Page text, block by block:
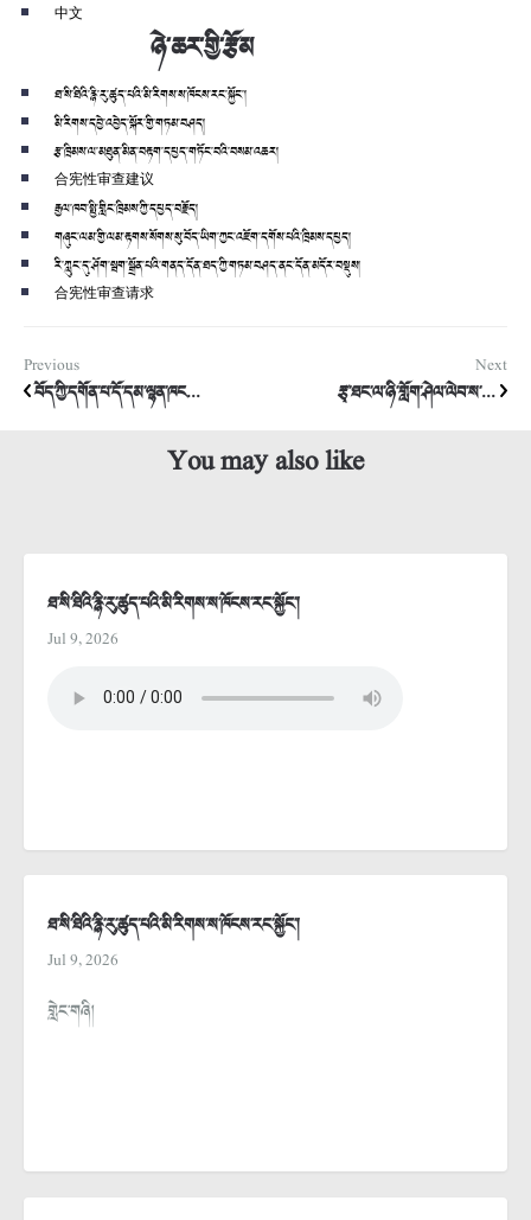
中文
ཉེ་ཆར་གྱི་རྩོམ
ཐ་སི་ཐིའི་རྙི་རུ་ཚུད་པའི་མི་རིགས་ས་ཁོངས་རང་སྐྱོང་།
མི་རིགས་དབྱེ་འབྱེད་སྐོར་གྱི་གཏམ་བཤད།
རྩ་ཁྲིམས་ལ་མཐུན་མིན་བརྟག་དཔྱད་གཏོང་བའི་བསམ་འཆར།
合宪性审查建议
རྒྱལ་ཁབ་སྤྱི་གླིང་ཁྲིམས་ཀྱི་དཔྱད་བརྗོད།
གཞུང་ལམ་གྱི་ལམ་རྟགས་སོགས་སུ་བོད་ཡིག་ཀྱང་འཇོག་དགོས་པའི་ཁྲིམས་དཔྱད།
རི་ཀླུང་དུ་ཤོག་སྦག་སྒྲོན་པའི་གནད་དོན་ཐད་ཀྱི་གཏམ་བཤད་ནང་དོན་མདོར་བསྡུས།
合宪性审查请求
Previous
བོད་ཀྱི་དགོན་པ་དོ་དམ་ལྷན་ཁང...
Next
རྩྭ་ཐང་ལ་ཉི་གློག་ཤེལ་ལེབ་ས་...
You may also like
ཐ་སི་ཐིའི་རྙི་རུ་ཚུད་པའི་མི་རིགས་ས་ཁོངས་རང་སྐྱོང་།
Jul 9, 2026
ཐ་སི་ཐིའི་རྙི་རུ་ཚུད་པའི་མི་རིགས་ས་ཁོངས་རང་སྐྱོང་།
Jul 9, 2026
གླེང་གཞི།